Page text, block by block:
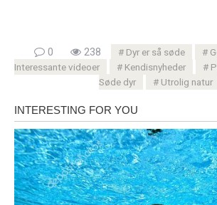
0 238 Dyr er så søde
Interessante videoer
Kendisnyheder
Søde dyr
Utrolig natur